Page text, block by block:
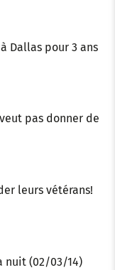
Dallas pour 3 ans
pas donner de
leurs vétérans!
nuit (02/03/14)